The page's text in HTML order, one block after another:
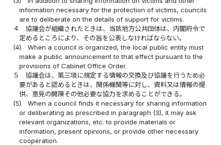
information necessary for the protection of victims, councils
are to deliberate on the details of support for victims.
４
協議会が組織されたときは、当該地方公共団体は、内閣府令で
定めるところにより、その旨を公表しなければならない。
(4)
When a council is organized, the local public entity must
make a public announcement to that effect pursuant to the
provisions of Cabinet Office Order.
５
協議会は、第三項に規定する情報の交換及び協議を行うため必
要があると認めるときは、関係機関等に対し、資料又は情報の提
供、意見の開陳その他必要な協力を求めることができる。
(5)
When a council finds it necessary for sharing information
or deliberating as prescribed in paragraph (3), it may ask
relevant organizations, etc. to provide materials or
information, present opinions, or provide other necessary
cooperation.